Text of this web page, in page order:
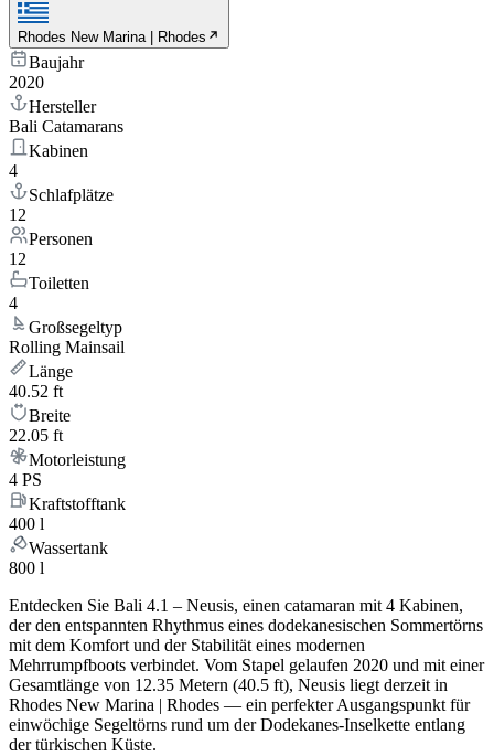
Rhodes New Marina | Rhodes
Baujahr
2020
Hersteller
Bali Catamarans
Kabinen
4
Schlafplätze
12
Personen
12
Toiletten
4
Großsegeltyp
Rolling Mainsail
Länge
40.52 ft
Breite
22.05 ft
Motorleistung
4 PS
Kraftstofftank
400 l
Wassertank
800 l
Entdecken Sie Bali 4.1 – Neusis, einen catamaran mit 4 Kabinen,
der den entspannten Rhythmus eines dodekanesischen Sommertörns
mit dem Komfort und der Stabilität eines modernen
Mehrrumpfboots verbindet. Vom Stapel gelaufen 2020 und mit einer
Gesamtlänge von 12.35 Metern (40.5 ft), Neusis liegt derzeit in
Rhodes New Marina | Rhodes — ein perfekter Ausgangspunkt für
einwöchige Segeltörns rund um der Dodekanes-Inselkette entlang
der türkischen Küste.